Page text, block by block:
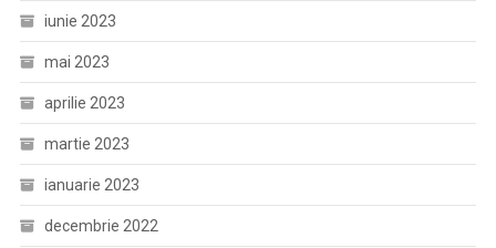
iunie 2023
mai 2023
aprilie 2023
martie 2023
ianuarie 2023
decembrie 2022